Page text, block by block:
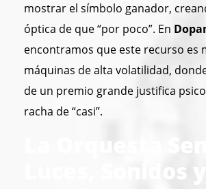
mostrar el símbolo ganador,
óptica de que “por poco”. En
encontramos que este recurso es
máquinas de alta volatilidad,
de un premio grande justifica
racha de “casi”.
La Orquesta
Luces, Sonidos